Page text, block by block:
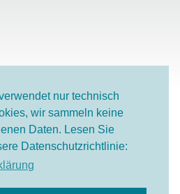
nur technisch
wir sammeln keine
Daten. Lesen Sie
Datenschutzrichtlinie: